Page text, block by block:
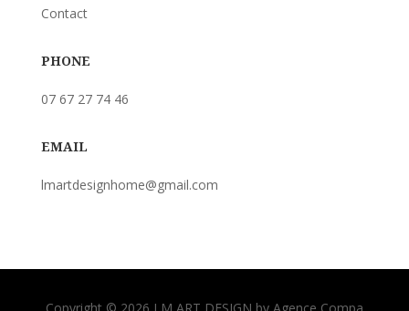
Contact
PHONE
07 67 27 74 46
EMAIL
lmartdesignhome@gmail.com